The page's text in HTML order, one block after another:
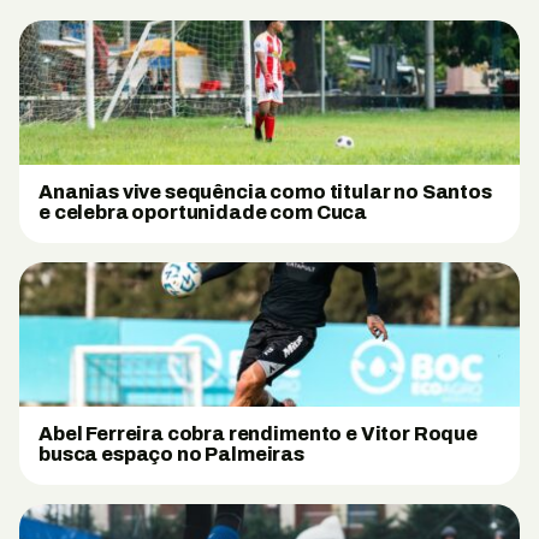
Ananias vive sequência como titular no Santos
e celebra oportunidade com Cuca
Abel Ferreira cobra rendimento e Vitor Roque
busca espaço no Palmeiras